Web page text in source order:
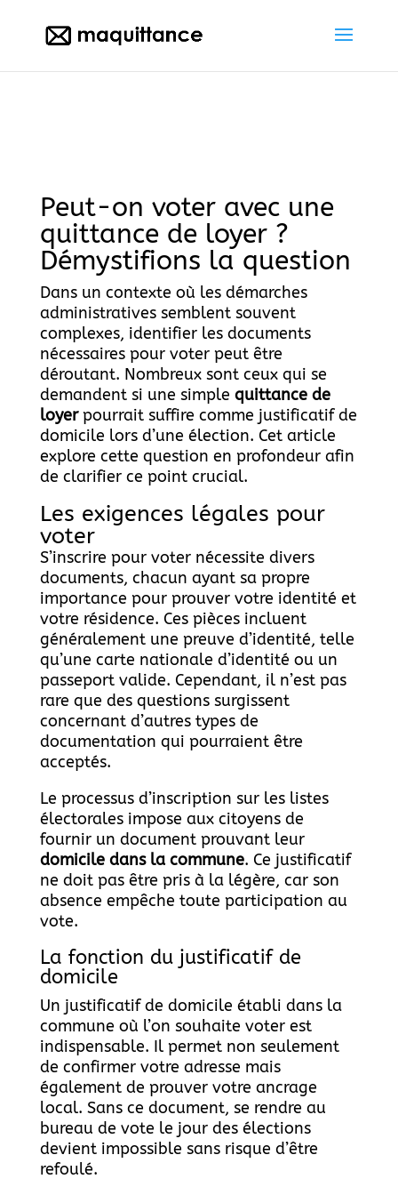
Peut-on voter avec une
quittance de loyer ?
Démystifions la question
Dans un contexte où les démarches
administratives semblent souvent
complexes, identifier les documents
nécessaires pour voter peut être
déroutant. Nombreux sont ceux qui se
demandent si une simple quittance de
loyerpourrait suffire comme justificatif de
domicile lors d’une élection. Cet article
explore cette question en profondeur afin
de clarifier ce point crucial.
Les exigences légales pour
voter
S’inscrire pour voter nécessite divers
documents, chacun ayant sa propre
importance pour prouver votre identité et
votre résidence. Ces pièces incluent
généralement une preuve d’identité, telle
qu’une carte nationale d’identité ou un
passeport valide. Cependant, il n’est pas
rare que des questions surgissent
concernant d’autres types de
documentation qui pourraient être
acceptés.
Le processus d’inscription sur les listes
électorales impose aux citoyens de
fournir un document prouvant leur
domicile dans la commune. Ce justificatif
ne doit pas être pris à la légère, car son
absence empêche toute participation au
vote.
La fonction du justificatif de
domicile
Un justificatif de domicile établi dans la
commune où l’on souhaite voter est
indispensable. Il permet non seulement
de confirmer votre adresse mais
également de prouver votre ancrage
local. Sans ce document, se rendre au
bureau de vote le jour des élections
devient impossible sans risque d’être
refoulé.